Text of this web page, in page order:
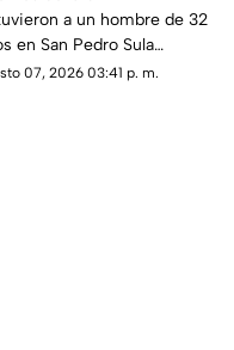
niños y la niña
4bus4d4
a un hombre de 32
en San Pedro Sula
de agredir
07, 2026 03:41 p. m.